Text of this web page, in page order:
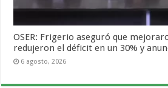
OSER: Frigerio aseguró que
redujeron el déficit en un 30% y
6 agosto, 2026